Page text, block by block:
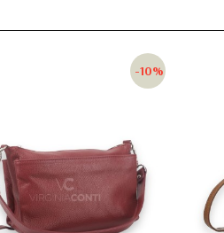
-10%